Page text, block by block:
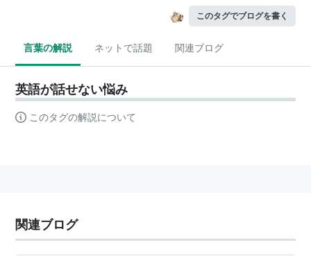
このタグでブログを書く
言葉の解説 ネットで話題 関連ブログ
英語が話せない悩み
このタグの解説について
関連ブログ